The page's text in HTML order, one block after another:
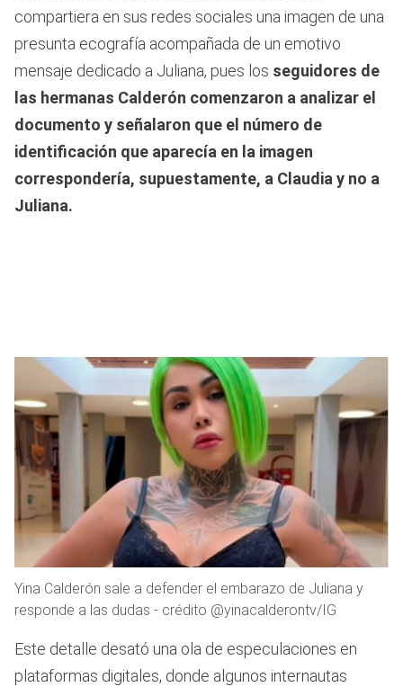
compartiera en sus redes sociales una imagen de una
presunta ecografía acompañada de un emotivo
mensaje dedicado a Juliana, pues los seguidores de
las hermanas Calderón comenzaron a analizar el
documento y señalaron que el número de
identificación que aparecía en la imagen
correspondería, supuestamente, a Claudia y no a
Juliana.
Yina Calderón sale a defender el embarazo de Juliana y
responde a las dudas - crédito @yinacalderontv/IG
Este detalle desató una ola de especulaciones en
plataformas digitales, donde algunos internautas